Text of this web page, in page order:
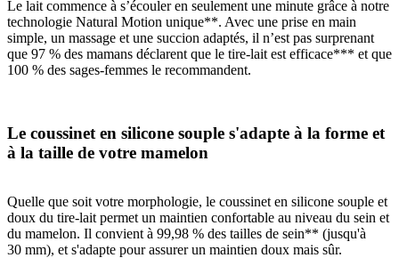
Le lait commence à s’écouler en seulement une minute grâce à notre
technologie Natural Motion unique**. Avec une prise en main
simple, un massage et une succion adaptés, il n’est pas surprenant
que 97 % des mamans déclarent que le tire-lait est efficace*** et que
100 % des sages-femmes le recommandent.
Le coussinet en silicone souple s'adapte à la forme et
à la taille de votre mamelon
Quelle que soit votre morphologie, le coussinet en silicone souple et
doux du tire-lait permet un maintien confortable au niveau du sein et
du mamelon. Il convient à 99,98 % des tailles de sein** (jusqu'à
30 mm), et s'adapte pour assurer un maintien doux mais sûr.